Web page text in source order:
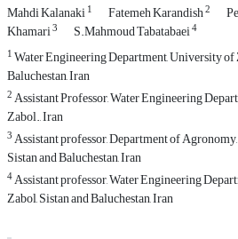
Mahdi Kalanaki1 Fatemeh Karandish2
Khamari3 S.Mahmoud Tabatabaei4
1Water Engineering Department, University of
Baluchestan, Iran
2Assistant Professor, Water Engineering
Zabol., Iran
3Assistant professor, Department of
Sistan and Baluchestan, Iran
4Assistant professor, Water Engineering
Zabol, Sistan and Baluchestan, Iran